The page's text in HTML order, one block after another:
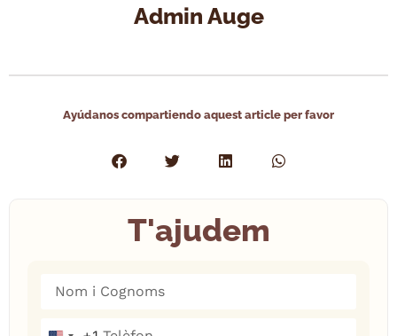
Admin Auge
Ayúdanos compartiendo aquest article per favor
T'ajudem